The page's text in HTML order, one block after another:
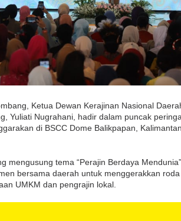
Ketua Dewan Kerajinan Nasional
Yuliati Nugrahani, hadir dalam puncak
di BSCC Dome Balikpapan,
mengusung tema “Perajin Berdaya
bersama daerah untuk menggerakkan
UMKM dan pengrajin lokal.